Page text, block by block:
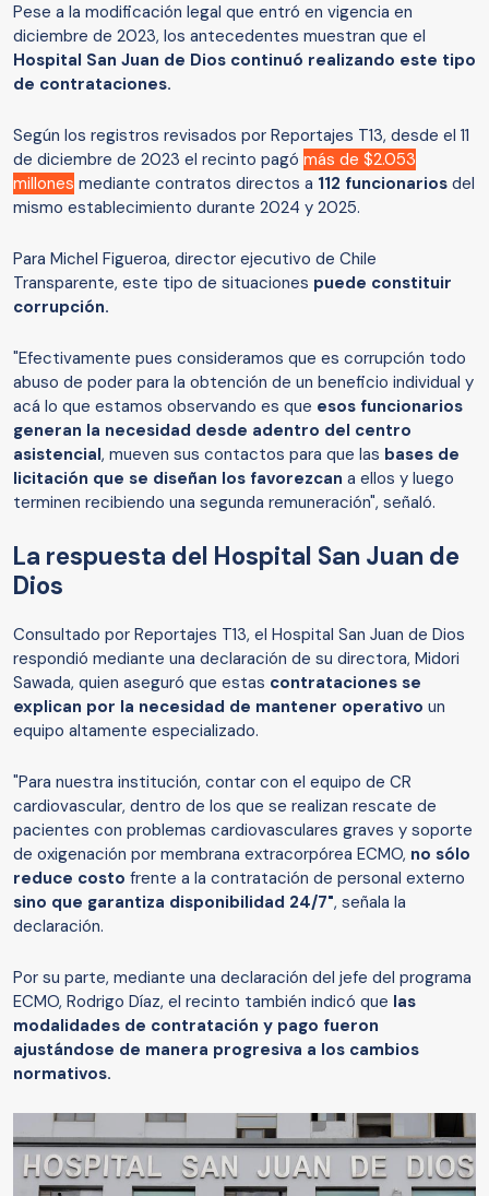
Pese a la modificación legal que entró en vigencia en
diciembre de 2023, los antecedentes muestran que el
Hospital San Juan de Dios continuó realizando este tipo
de contrataciones.
Según los registros revisados por Reportajes T13, desde el 11
de diciembre de 2023 el recinto pagó más de $2.053
millones mediante contratos directos a 112 funcionarios del
mismo establecimiento durante 2024 y 2025.
Para Michel Figueroa, director ejecutivo de Chile
Transparente, este tipo de situaciones puede constituir
corrupción.
"Efectivamente pues consideramos que es corrupción todo
abuso de poder para la obtención de un beneficio individual y
acá lo que estamos observando es que esos funcionarios
generan la necesidad desde adentro del centro
asistencial, mueven sus contactos para que las bases de
licitación que se diseñan los favorezcan a ellos y luego
terminen recibiendo una segunda remuneración", señaló.
La respuesta del Hospital San Juan de
Dios
Consultado por Reportajes T13, el Hospital San Juan de Dios
respondió mediante una declaración de su directora, Midori
Sawada, quien aseguró que estas contrataciones se
explican por la necesidad de mantener operativo un
equipo altamente especializado.
"Para nuestra institución, contar con el equipo de CR
cardiovascular, dentro de los que se realizan rescate de
pacientes con problemas cardiovasculares graves y soporte
de oxigenación por membrana extracorpórea ECMO, no sólo
reduce costo frente a la contratación de personal externo
sino que garantiza disponibilidad 24/7", señala la
declaración.
Por su parte, mediante una declaración del jefe del programa
ECMO, Rodrigo Díaz, el recinto también indicó que las
modalidades de contratación y pago fueron
ajustándose de manera progresiva a los cambios
normativos.